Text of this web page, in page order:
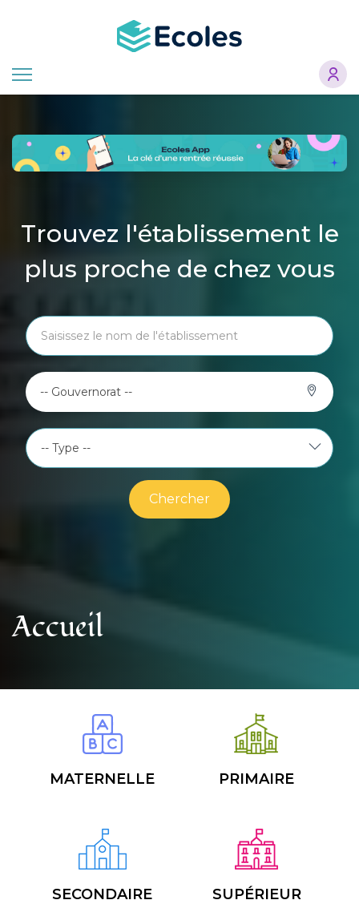
principal
Trouvez l'établissement le
plus proche de chez vous
-- Gouvernorat --
Chercher
Accueil
MATERNELLE PRIMAIRE
SECONDAIRE SUPÉRIEUR